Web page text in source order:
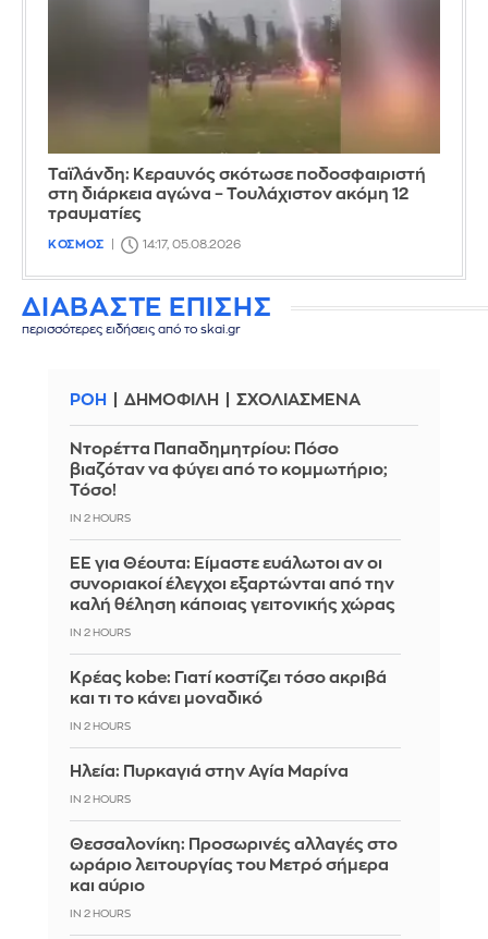
Ταϊλάνδη: Κεραυνός σκότωσε ποδοσφαιριστή
στη διάρκεια αγώνα – Τουλάχιστον ακόμη 12
τραυματίες
ΚΟΣΜΟΣ 14:17, 05.08.2026
ΔΙΑΒΑΣΤΕ ΕΠΙΣΗΣ
περισσότερες ειδήσεις από το skai.gr
ΡΟΗ ΔΗΜΟΦΙΛΗ ΣΧΟΛΙΑΣΜΕΝΑ
Ντορέττα Παπαδημητρίου: Πόσο
βιαζόταν να φύγει από το κομμωτήριο;
Τόσο!
IN 2 HOURS
ΕΕ για Θέουτα: Είμαστε ευάλωτοι αν οι
συνοριακοί έλεγχοι εξαρτώνται από την
καλή θέληση κάποιας γειτονικής χώρας
IN 2 HOURS
Κρέας kobe: Γιατί κοστίζει τόσο ακριβά
και τι το κάνει μοναδικό
IN 2 HOURS
Ηλεία: Πυρκαγιά στην Αγία Μαρίνα
IN 2 HOURS
Θεσσαλονίκη: Προσωρινές αλλαγές στο
ωράριο λειτουργίας του Μετρό σήμερα
και αύριο
IN 2 HOURS